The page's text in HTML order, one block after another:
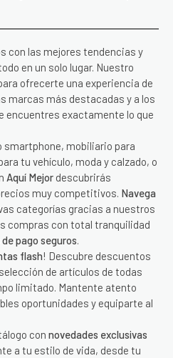
con las mejores tendencias y
en un solo lugar. Nuestro
ofrecerte una experiencia de
marcas más destacadas y a los
encuentres exactamente lo que
smartphone, mobiliario para
tu vehículo, moda y calzado, o
Aquí Mejor descubrirás
muy competitivos. Navega
categorías gracias a nuestros
compras con total tranquilidad
pago seguros.
flash! Descubre descuentos
de artículos de todas
limitado. Mantente atento
oportunidades y equiparte al
con novedades exclusivas
a tu estilo de vida, desde tu